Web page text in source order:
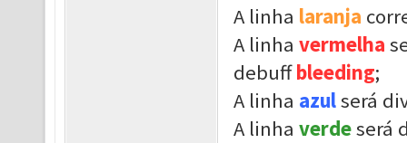
A linha laranja
A linha vermelha
debuffbleeding;
A linha azulserá
A linha verdeserá